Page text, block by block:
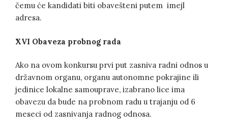
čemu će kandidati biti obavešteni putem imejl
adresa.
XVI Obaveza probnog rada
Ako na ovom konkursu prvi put zasniva radni odnos u
državnom organu, organu autonomne pokrajine ili
jedinice lokalne samouprave, izabrano lice ima
obavezu da bude na probnom radu u trajanju od 6
meseci od zasnivanja radnog odnosa.